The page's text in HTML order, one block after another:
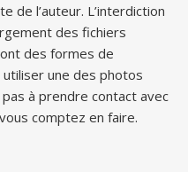
de l’auteur. L’interdiction
des fichiers
des formes de
une des photos
à prendre contact avec
comptez en faire.